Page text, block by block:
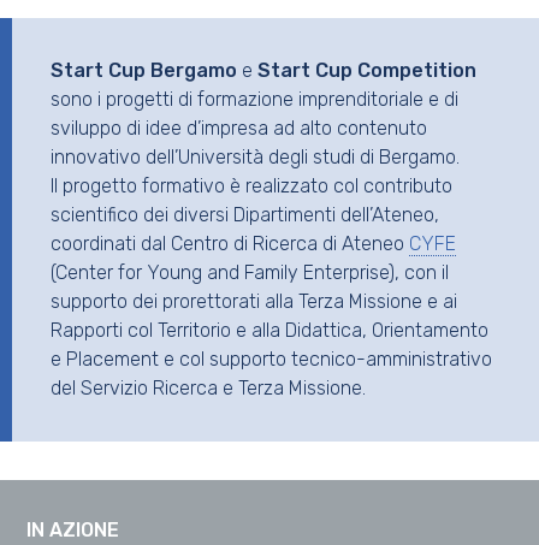
Start Cup Bergamo e Start Cup Competition
sono i progetti di formazione imprenditoriale e di
sviluppo di idee d’impresa ad alto contenuto
innovativo dell’Università degli studi di Bergamo.
Il progetto formativo è realizzato col contributo
scientifico dei diversi Dipartimenti dell’Ateneo,
coordinati dal Centro di Ricerca di Ateneo CYFE
(Center for Young and Family Enterprise), con il
supporto dei prorettorati alla Terza Missione e ai
Rapporti col Territorio e alla Didattica, Orientamento
e Placement e col supporto tecnico-amministrativo
del Servizio Ricerca e Terza Missione.
IN AZIONE